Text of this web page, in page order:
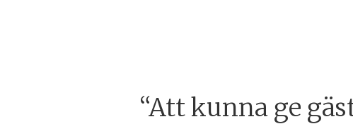
“Att kunna ge